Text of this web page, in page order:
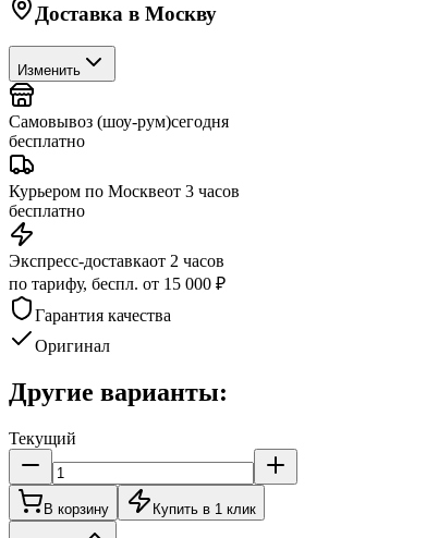
Доставка в Москву
Изменить
Самовывоз (шоу-рум)сегодня
бесплатно
Курьером по Москвеот 3 часов
бесплатно
Экспресс-доставкаот 2 часов
по тарифу, беспл. от 15 000 ₽
Гарантия качества
Оригинал
Другие варианты:
Текущий
В корзину Купить в 1 клик